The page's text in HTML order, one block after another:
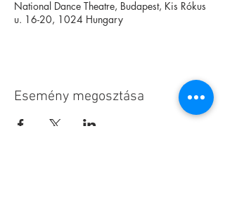
National Dance Theatre, Budapest, Kis Rókus
u. 16-20, 1024 Hungary
Esemény megosztása